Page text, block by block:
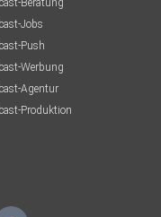
spenden/
Beratung
Jobs
Push
Werbung
Agentur
Produktion